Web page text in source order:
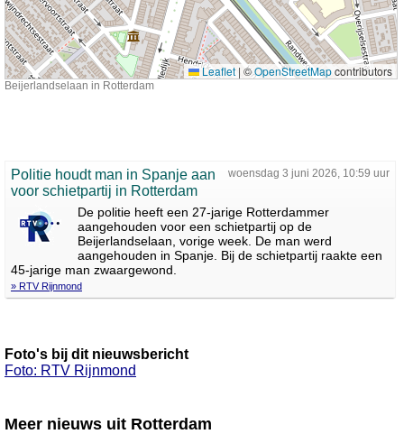
Leaflet | ©OpenStreetMapcontributors
Beijerlandselaan in Rotterdam
woensdag 3 juni 2026, 10:59 uur
Politie houdt man in Spanje aan
voor schietpartij in Rotterdam
De politie heeft een 27-jarige Rotterdammer
aangehouden voor een schietpartij op de
Beijerlandselaan, vorige week. De man werd
aangehouden in Spanje. Bij de schietpartij raakte een
45-jarige man zwaargewond.
» RTV Rijnmond
Foto's bij dit nieuwsbericht
Foto: RTV Rijnmond
Meer nieuws uit Rotterdam